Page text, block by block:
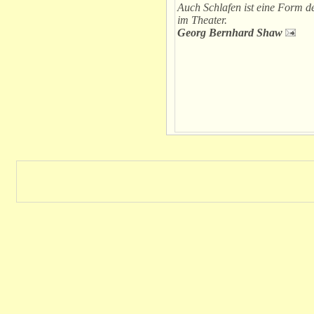
Auch Schlafen ist eine Form
im Theater.
Georg Bernhard Shaw